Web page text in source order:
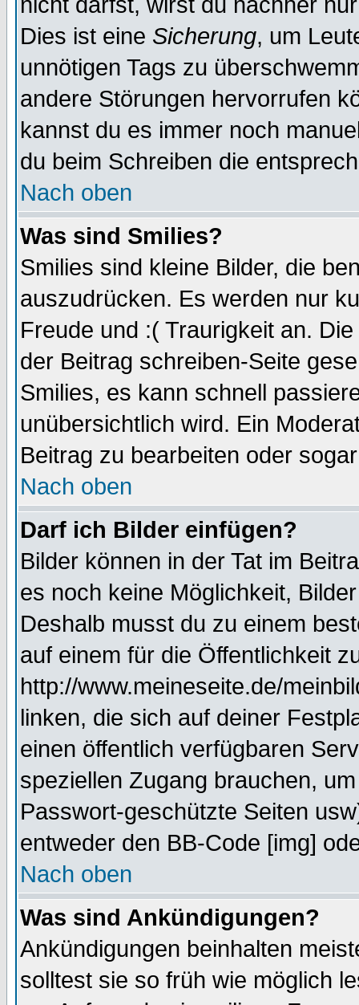
Dies ist eine Sicherung, um
unnötigen Tags zu
andere Störungen hervorrufen
kannst du es immer noch
du beim Schreiben die
Nach oben
Was sind Smilies?
Smilies sind kleine Bilder, die
auszudrücken. Es werden nur
Freude und :( Traurigkeit an.
der Beitrag schreiben-Seite
Smilies, es kann schnell
unübersichtlich wird. Ein
Beitrag zu bearbeiten oder
Nach oben
Darf ich Bilder einfügen?
Bilder können in der Tat im
es noch keine Möglichkeit,
Deshalb musst du zu einem
auf einem für die Öffentlichkeit
http://www.meineseite.de/
linken, die sich auf deiner
einen öffentlich verfügbaren
speziellen Zugang brauchen,
Passwort-geschützte Seiten
entweder den BB-Code [img]
Nach oben
Was sind Ankündigungen?
Ankündigungen beinhalten
solltest sie so früh wie möglich